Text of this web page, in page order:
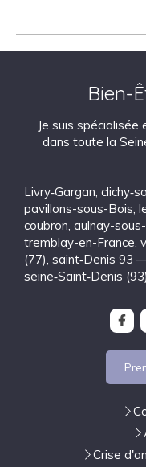
Bien-
Je suis
dans toute la
Livry‑Gargan
pavillons-sous-Bois
coubron aulnay-
tremblay-en-France
(77) saint‑Denis 93
seine‑Saint‑Denis (93)
Crise